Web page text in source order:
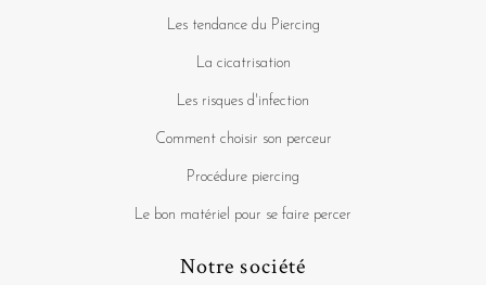
Les tendance du Piercing
La cicatrisation
Les risques d'infection
Comment choisir son perceur
Procédure piercing
Le bon matériel pour se faire percer
Notre société